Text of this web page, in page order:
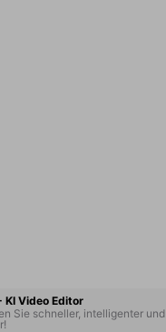
KI Video Editor
Sie schneller, intelligenter und